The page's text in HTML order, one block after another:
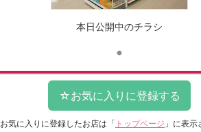
本日公開中のチラシ
お気に入りに登録したお店は 「 トップページ 」に表示